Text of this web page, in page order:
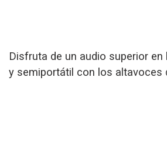
Disfruta de un audio superior
y semiportátil con los altavoces